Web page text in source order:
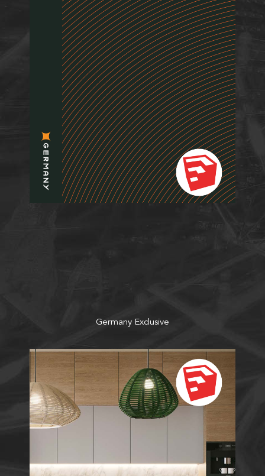
Germany Exclusive